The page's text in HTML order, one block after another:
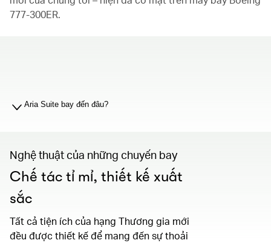
777-300ER.
Aria Suite bay đến đâu?
Nghệ thuật của những chuyến bay
Chế tác tỉ mỉ, thiết kế xuất
sắc
Tất cả tiện ích của hạng Thương gia mới
đều được thiết kế để mang đến sự thoải